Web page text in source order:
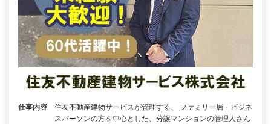
仕事内容
住友不動産建物サービスが管理する、 ファミリー層・ビジネ
スパーソンの方を中心とした、分譲マンションの管理人さん